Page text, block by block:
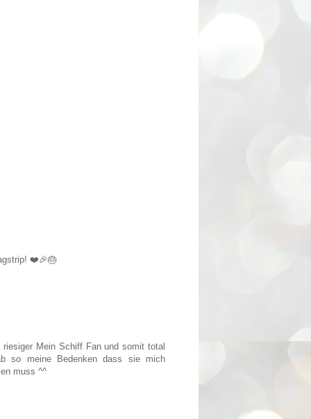
❤️🎉🎂
Mein Schiff Fan und somit total
so meine Bedenken dass sie mich
muss ^^